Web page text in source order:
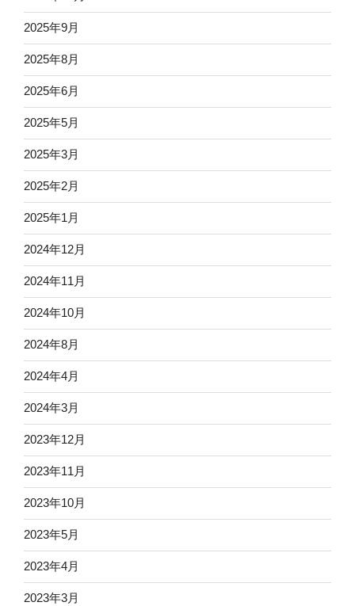
2025年9月
2025年8月
2025年6月
2025年5月
2025年3月
2025年2月
2025年1月
2024年12月
2024年11月
2024年10月
2024年8月
2024年4月
2024年3月
2023年12月
2023年11月
2023年10月
2023年5月
2023年4月
2023年3月